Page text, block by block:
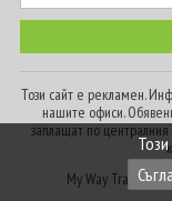
Този сайт е рекламен.
нашите офиси.
заплащат по
My Way Travel ©
Този